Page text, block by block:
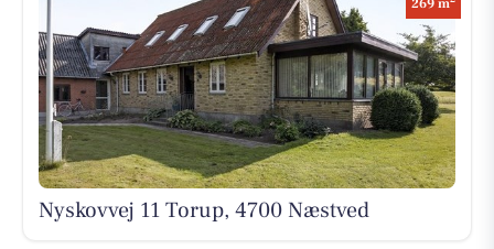
269 m
Nyskovvej 11 Torup, 4700 Næstved